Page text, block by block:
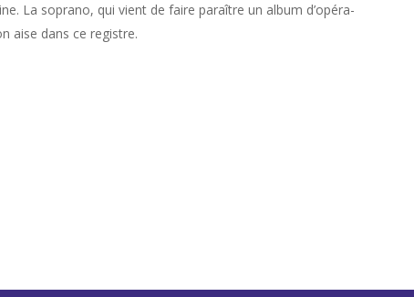
La soprano, qui vient de faire paraître un album d’opéra-
aise dans ce registre.